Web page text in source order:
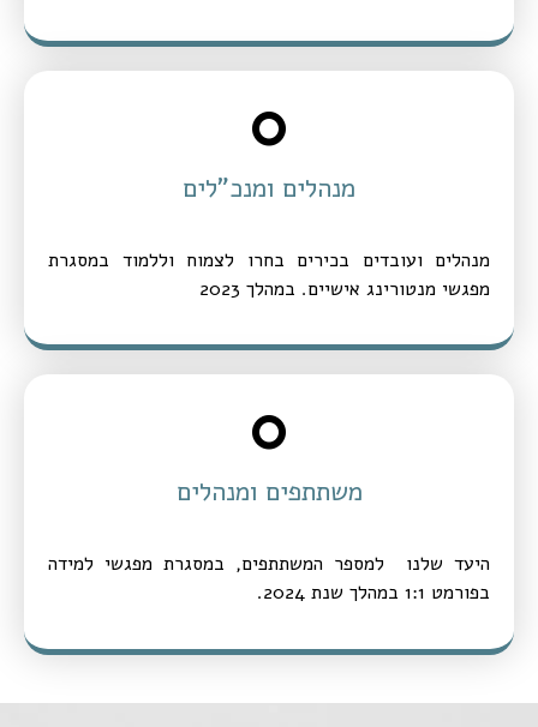
מנהלים ומנכ"לים
0
מנהלים ועובדים בכירים בחרו לצמוח וללמוד במסגרת
מפגשי מנטורינג אישיים. במהלך 2023
משתתפים ומנהלים
0
היעד שלנו למספר המשתתפים, במסגרת מפגשי למידה
בפורמט 1:1 במהלך שנת 2024.